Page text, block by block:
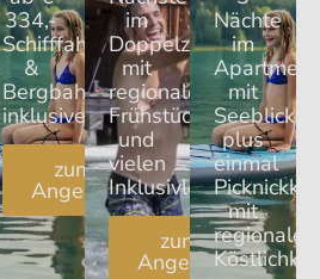
334,-
Schifffahrt
&
Bergbahn
inklusive!
zum
Angebot
im
Doppelzimmer
mit
regionalem
Frühstück
und
vielen
Inklusivleistungen
zum
Angebot
Nächte
im
Apartment
mit
Seeblick
plus
einmal
mit
regionalen